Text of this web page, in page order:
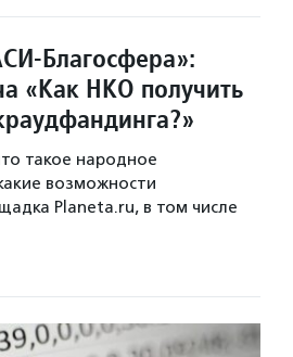
Благосфера»:
«Как НКО получить
такое народное
возможности
Planeta.ru, в том числе